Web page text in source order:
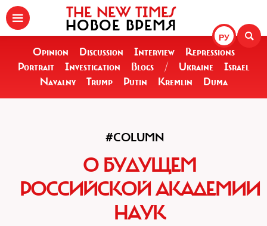
РУ
THE NEW TIMES
НОВОЕ ВРЕМЯ
Opinion Discussion Interview
Repressions
Portrait
Investigation Blogs / Ukraine
Israel
Navalny
Trump Putin Kremlin Duma
#COLUMN
О БУДУЩЕМ
РОССИЙСКОЙ АКАДЕМИИ
НАУК